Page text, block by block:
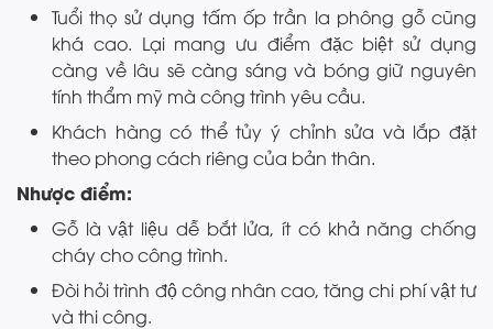
Tuổi thọ sử dụng tấm ốp trần la phông gỗ cũng
khá cao. Lại mang ưu điểm đặc biệt sử dụng
càng về lâu sẽ càng sáng và bóng giữ nguyên
tính thẩm mỹ mà công trình yêu cầu.
Khách hàng có thể tủy ý chỉnh sửa và lắp đặt
theo phong cách riêng của bản thân.
Nhược điểm:
Gỗ là vật liệu dễ bắt lửa, ít có khả năng chống
cháy cho công trình.
Đòi hỏi trình độ công nhân cao, tăng chi phí vật tư
và thi công.